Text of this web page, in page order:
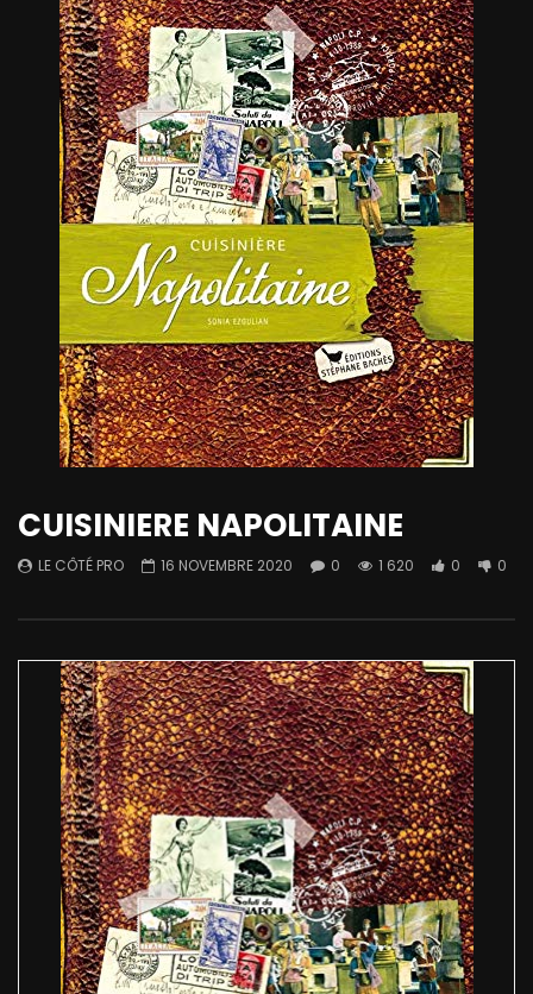
CUISINIERE NAPOLITAINE
LE CÔTÉ PRO 16 NOVEMBRE 2020 0 1 620 0 0